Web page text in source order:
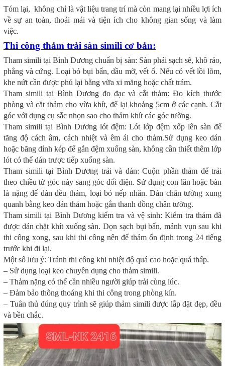
Tóm lại, không chỉ là vật liệu trang trí mà còn mang lại nhiều lợi ích
về sự an toàn, thoải mái và tiện ích cho không gian sống và làm
việc.
Thi công thảm trải sàn simili cơ bản:
Tham simili tại Bình Dương chuẩn bị sàn: Sàn phải sạch sẽ, khô ráo,
phẳng và cứng. Loại bỏ bụi bẩn, dầu mỡ, vết ố. Nếu có vết lồi lõm,
khe nứt cần được phủ lại bằng vữa xi măng hoặc chất trám.
Tham simili tại Bình Dương đo đạc và cắt thảm: Đo kích thước
phòng và cắt thảm cho vừa khít, để lại khoảng 5cm ở các cạnh. Cắt
góc với dụng cụ sắc nhọn sao cho thảm khít các góc tường.
Tham simili tại Bình Dương lót đệm: Lót lớp đệm xốp lên sàn để
tăng độ cách âm, cách nhiệt và êm ái cho thảm.Sử dụng keo dán
hoặc băng dính kép để gắn đệm xuống sàn, không cần thiết thêm lớp
lót có thể dán trược tiếp xuống sàn.
Tham simili tại Bình Dương trải và dán: Cuộn phần thảm để trải
theo chiều từ góc này sang góc đối diện. Sử dụng con lăn hoặc bàn
là nặng để dàn đều thảm, loại bỏ nếp nhăn. Dán chân tường xung
quanh bằng keo dán thảm hoặc gắn thanh đồng chân tường.
Tham simili tại Bình Dương kiểm tra và vệ sinh: Kiểm tra thảm đã
được dán chặt khít xuống sàn. Dọn sạch bụi bẩn, mảnh vụn sau khi
thi công xong, sau khi thi công nên để thảm ổn định trong 24 tiếng
trước khi đi lại.
Một số lưu ý: Tránh thi công khi nhiệt độ quá cao hoặc quá thấp.
– Sử dụng loại keo chuyên dụng cho thảm simili.
– Thảm nặng có thể cần nhiều người giúp trải cùng lúc.
– Đảm bảo thông thoáng khi thi công trong phòng kín.
– Tuân thủ đúng quy trình sẽ giúp thảm simili được lắp đặt đẹp, đều
và bền chắc.